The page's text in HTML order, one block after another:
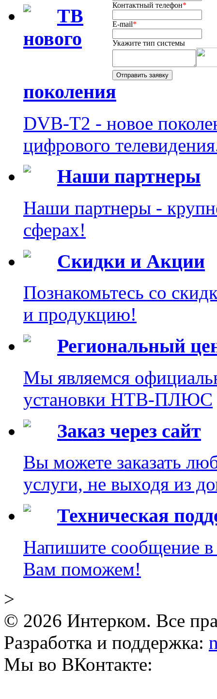
Контактный телефон*
E-mail*
Укажите тип системы
ТВ
нового
поколения
DVB-T2 - новое
цифрового
Наши партнеры
Наши партнеры -
сферах!
Скидки и Акции
Познакомьтесь со
и продукцию!
Региональный
Мы являемся
установки НТВ-ПЛЮС
Заказ через сайт
Вы можете заказать
услуги, не выходя из
Техническая
Напишите сообщение
Вам поможем!
>
© 2026 Интерком. Все
Разработка и поддержка:
Мы во ВКонтакте: